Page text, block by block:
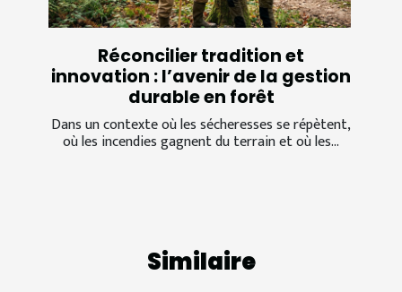
Réconcilier tradition et
innovation : l’avenir de la gestion
durable en forêt
Dans un contexte où les sécheresses se répètent,
où les incendies gagnent du terrain et où les...
Similaire